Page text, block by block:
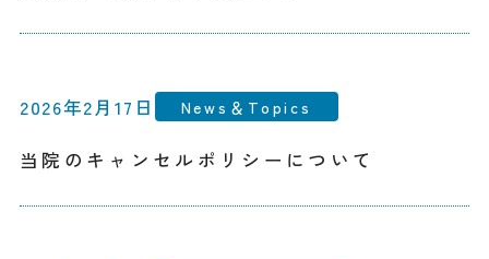
2026年2月17日 News＆Topics
当院のキャンセルポリシーについて